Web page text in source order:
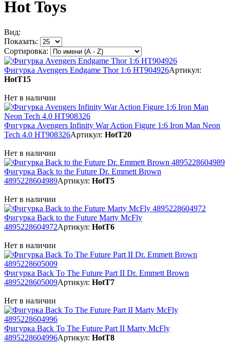
Hot Toys
Вид:
Показать:
Сортировка:
Фигурка Avengers Endgame Thor 1:6 HT904926Артикул:
HotT15
Нет в наличии
Фигурка Avengers Infinity War Action Figure 1:6 Iron Man Neon
Tech 4.0 HT908326Артикул: HotT20
Нет в наличии
Фигурка Back to the Future Dr. Emmett Brown
4895228604989Артикул: HotT5
Нет в наличии
Фигурка Back to the Future Marty McFly
4895228604972Артикул: HotT6
Нет в наличии
Фигурка Back To The Future Part II Dr. Emmett Brown
4895228605009Артикул: HotT7
Нет в наличии
Фигурка Back To The Future Part II Marty McFly
4895228604996Артикул: HotT8